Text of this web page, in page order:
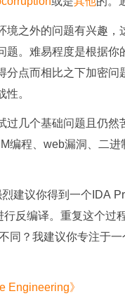
境之外的问题有兴趣，
题。难易程度是根据
分点而相比之下加密
。
过几个基础问题且仍然
编程、web漏洞、二
建议你得到一个IDA
反编译。重复这个过
同？我建议你专注于
Engineering》